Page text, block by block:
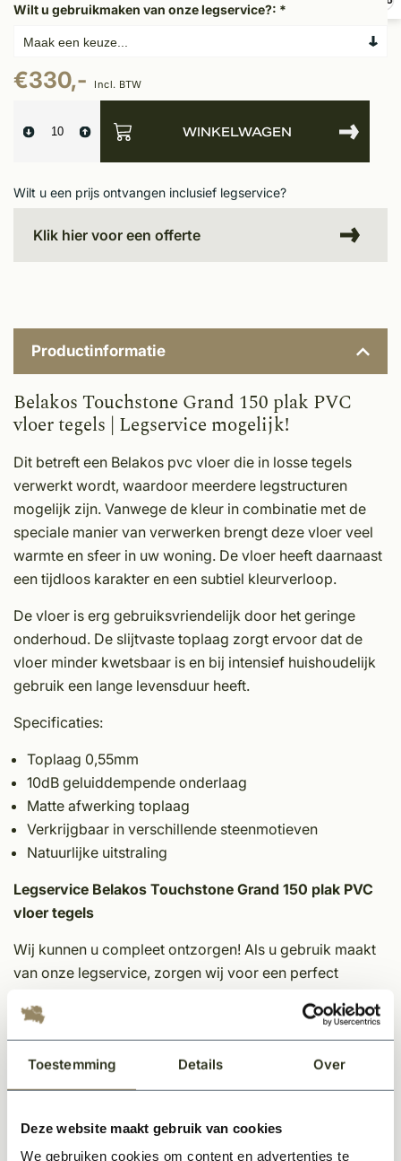
Toestemming Details Over
Deze website maakt gebruik van cookies
We gebruiken cookies om content en advertenties te
Wilt u gebruikmaken van onze legservice?: *
€330,- Incl. BTW
WINKELWAGEN
Wilt u een prijs ontvangen inclusief legservice?
Klik hier voor een offerte
Productinformatie
Belakos Touchstone Grand 150 plak PVC
vloer tegels | Legservice mogelijk!
Dit betreft een Belakos pvc vloer die in losse tegels
verwerkt wordt, waardoor meerdere legstructuren
mogelijk zijn. Vanwege de kleur in combinatie met de
speciale manier van verwerken brengt deze vloer veel
warmte en sfeer in uw woning. De vloer heeft daarnaast
een tijdloos karakter en een subtiel kleurverloop.
De vloer is erg gebruiksvriendelijk door het geringe
onderhoud. De slijtvaste toplaag zorgt ervoor dat de
vloer minder kwetsbaar is en bij intensief huishoudelijk
gebruik een lange levensduur heeft.
Specificaties:
Toplaag 0,55mm
10dB geluiddempende onderlaag
Matte afwerking toplaag
Verkrijgbaar in verschillende steenmotieven
Natuurlijke uitstraling
Legservice Belakos Touchstone Grand 150 plak PVC
vloer tegels
Wij kunnen u compleet ontzorgen! Als u gebruik maakt
van onze legservice, zorgen wij voor een perfect
keuze maken uit het ruime assortiment pvc vloeren.
Wat kunt u van ons verwachten als u onze legservice
Schuren van de vloer